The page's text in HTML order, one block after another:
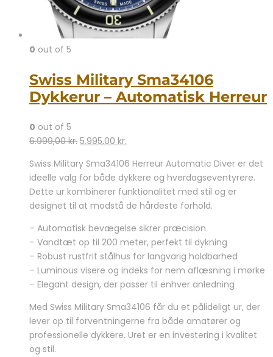
0 out of 5
Swiss Military Sma34106
Dykkerur – Automatisk Herreur
0 out of 5
6.999,00kr. Den
pris
var:
6.999,00 kr..
5.995,00 kr.
pris
er:
5.995,00 kr..
Swiss Military Sma34106 Herreur Automatic Diver er det
ideelle valg for både dykkere og hverdagseventyrere.
Dette ur kombinerer funktionalitet med stil og er
designet til at modstå de hårdeste forhold.
– Automatisk bevægelse sikrer præcision
– Vandtæt op til 200 meter, perfekt til dykning
– Robust rustfrit stålhus for langvarig holdbarhed
– Luminous visere og indeks for nem aflæsning i mørke
– Elegant design, der passer til enhver anledning
Med Swiss Military Sma34106 får du et pålideligt ur, der
lever op til forventningerne fra både amatører og
professionelle dykkere. Uret er en investering i kvalitet
og stil.